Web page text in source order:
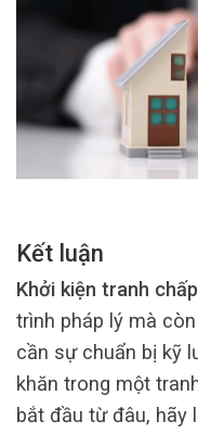
Kết luận
Khởi kiện tranh
trình pháp lý mà
cần sự chuẩn bị kỹ
khăn trong một
bắt đầu từ đâu, hãy